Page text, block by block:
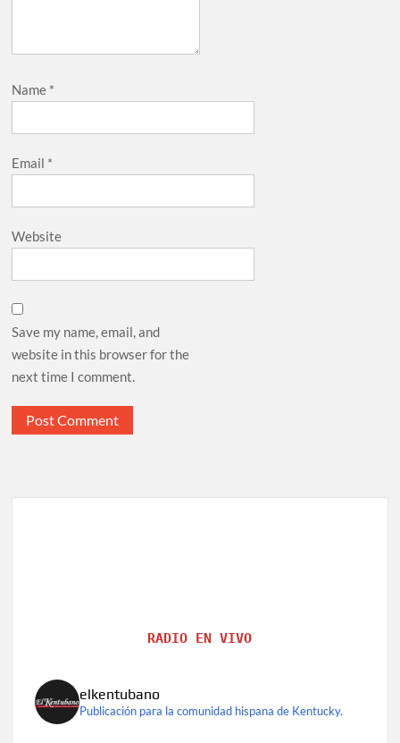
Name *
Email *
Website
Save my name, email, and
website in this browser for the
next time I comment.
RADIO EN VIVO
elkentubano
Publicación para la comunidad hispana de Kentucky.